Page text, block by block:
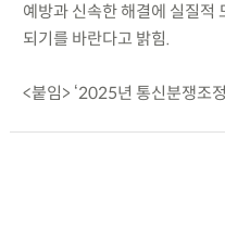
예방과 신속한 해결에 실질적
되기를 바란다고 밝힘.
<붙임> ‘2025년 통신분쟁조